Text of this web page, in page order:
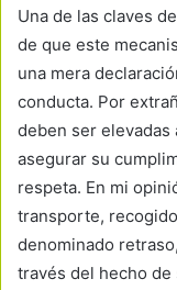
Una de las claves
de que este
una mera
conducta. Por
deben ser elevadas
asegurar su
respeta. En mi
transporte,
denominado
través del hecho